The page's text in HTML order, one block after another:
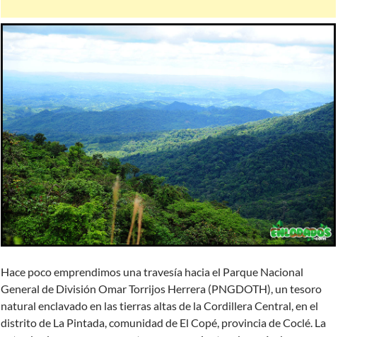
Hace poco emprendimos una travesía hacia el Parque Nacional
General de División Omar Torrijos Herrera (PNGDOTH), un tesoro
natural enclavado en las tierras altas de la Cordillera Central, en el
distrito de La Pintada, comunidad de El Copé, provincia de Coclé. La